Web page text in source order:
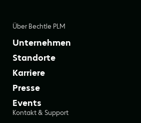
Über Bechtle PLM
Unternehmen
Standorte
Karriere
Presse
Events
Kontakt & Support